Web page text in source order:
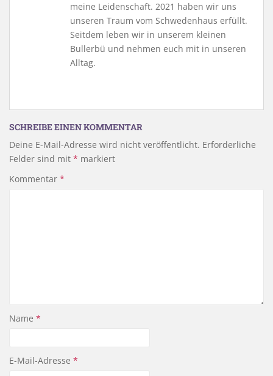
meine Leidenschaft. 2021 haben wir uns
unseren Traum vom Schwedenhaus erfüllt.
Seitdem leben wir in unserem kleinen
Bullerbü und nehmen euch mit in unseren
Alltag.
SCHREIBE EINEN KOMMENTAR
Deine E-Mail-Adresse wird nicht veröffentlicht. Erforderliche
Felder sind mit * markiert
Kommentar *
Name *
E-Mail-Adresse *